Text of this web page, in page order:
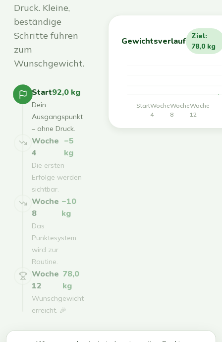
Druck. Kleine,
beständige
Schritte führen
zum
Wunschgewicht.
Start92,0 kg
Dein
Ausgangspunkt
– ohne Druck.
Woche
4
−5
kg
Die ersten
Erfolge werden
sichtbar.
Woche
8
−10
kg
Das
Punktesystem
wird zur
Routine.
Woche
12
78,0
kg
Wunschgewicht
erreicht. 🎉
Gewichtsverlauf
Ziel:
78,0 kg
StartWoche
4
Woche
8
Woche
12